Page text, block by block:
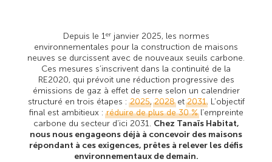
Depuis le 1erjanvier 2025, les normes
environnementales pour la construction de maisons
neuves se durcissent avec de nouveaux seuils carbone.
Ces mesures s’inscrivent dans la continuité de la
RE2020, qui prévoit une réduction progressive des
émissions de gaz à effet de serre selon un calendrier
structuré en trois étapes :2025,2028et2031. L’objectif
final est ambitieux :réduire de plus de 30 %l’empreinte
carbone du secteur d’ici 2031. Chez Tanaïs Habitat,
nous nous engageons déjà à concevoir des maisons
répondant à ces exigences, prêtes à relever les défis
environnementaux de demain.